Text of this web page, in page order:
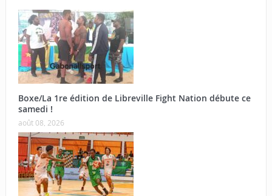
Boxe/La 1re édition de Libreville Fight Nation débute ce
samedi !
août 08, 2026